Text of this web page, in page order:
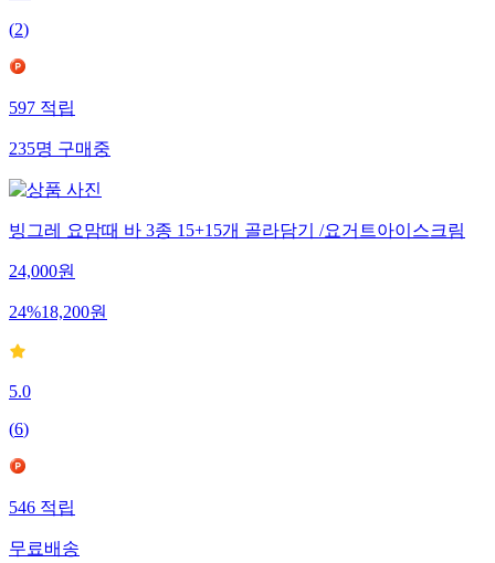
(2)
597적립
235명구매중
빙그레 요맘때 바 3종 15+15개 골라담기 /요거트아이스크림
24,000원
24%18,200원
5.0
(6)
546적립
무료배송